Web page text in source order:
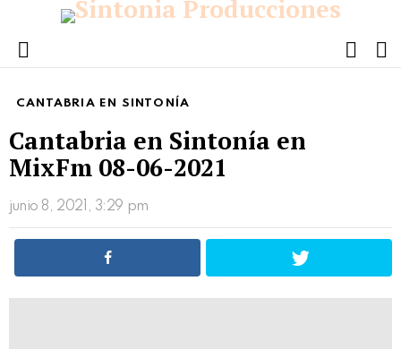
Menu
CANTABRIA EN SINTONÍA
Cantabria en Sintonía en
MixFm 08-06-2021
junio 8, 2021, 3:29 pm